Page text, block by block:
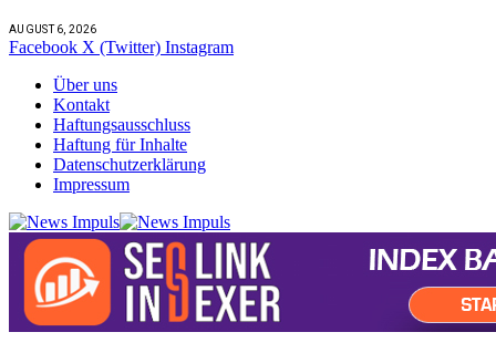
AUGUST 6, 2026
Facebook X (Twitter) Instagram
Über uns
Kontakt
Haftungsausschluss
Haftung für Inhalte
Datenschutzerklärung
Impressum